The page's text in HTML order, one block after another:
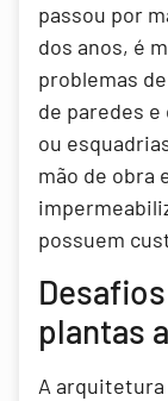
passou por
dos anos, é
problemas
de paredes
ou
mão de obra
possuem
plantas
A